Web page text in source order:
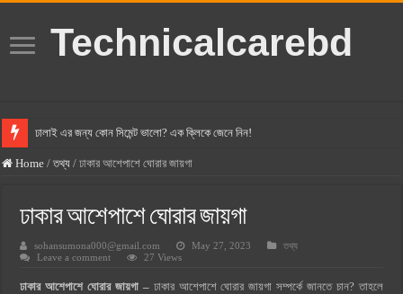
Technicalcarebd
ঢালাই এর জন্য কোন সিমেন্ট ভালো? এক ক্লিকে জেনে নিন!
বসুন্ধরা সিমেন্ট এর দাম ২০২৫
হোলসিম সিমেন্ট দাম ২০২৫
সুপারক্রিট সিমেন্ট দাম ২০২৫
Home / তথ্য / ঢাকার আশেপাশে ঘোরার জায়গা
ঢাকার আশেপাশে ঘোরার জায়গা
sohansumona000@gmail.com May 27, 2023
তথ্য
Leave a comment
27 Views
ঢাকার আশেপাশে ঘোরার জায়গা –ঢাকার আশেপাশে ঘোরার জায়গা সম্পর্কে জানতে চান? তাহলে